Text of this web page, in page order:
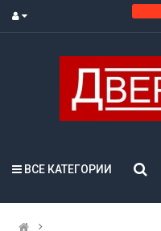
ВСЕ КАТЕГОРИИ